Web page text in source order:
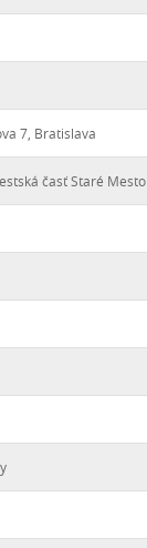
7, Bratislava
časť Staré Mesto